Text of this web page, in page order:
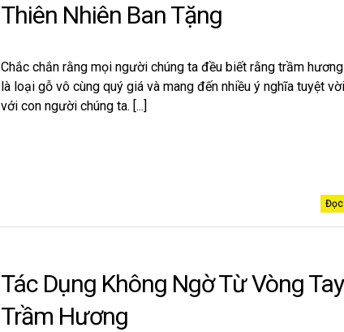
Thiên Nhiên Ban Tặng
Chắc chắn rằng mọi người chúng ta đều biết rằng trầm
là loại gỗ vô cùng quý giá và mang đến nhiều ý nghĩa tuyệt
với con người chúng ta. [...]
Đọc
Tác Dụng Không Ngờ Từ Vòng Tay
Trầm Hương